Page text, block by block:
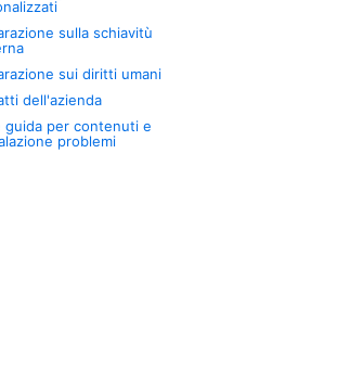
sulla schiavitù
sui diritti umani
dell'azienda
guida per contenuti e
problemi